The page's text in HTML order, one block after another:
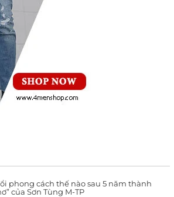
phong cách thế nào sau 5 năm thành
của Sơn Tùng M-TP